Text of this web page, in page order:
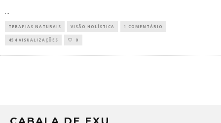
...
TERAPIAS NATURAIS VISÃO HOLÍSTICA 1 COMENTÁRIO
454 VISUALIZAÇÕES 0